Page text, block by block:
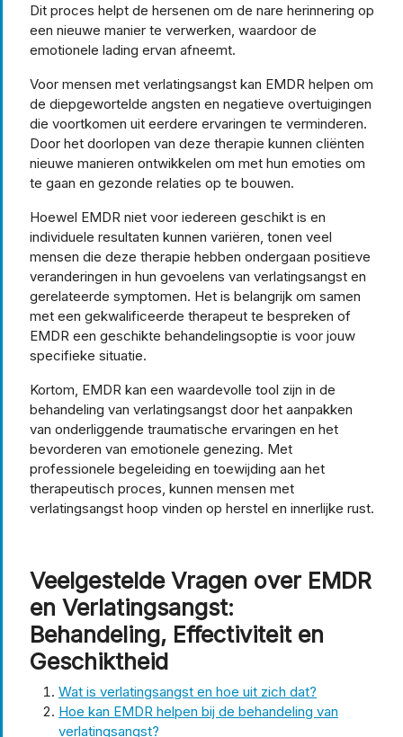
Dit proces helpt de hersenen om de nare herinnering op
een nieuwe manier te verwerken, waardoor de
emotionele lading ervan afneemt.
Voor mensen met verlatingsangst kan EMDR helpen om
de diepgewortelde angsten en negatieve overtuigingen
die voortkomen uit eerdere ervaringen te verminderen.
Door het doorlopen van deze therapie kunnen cliënten
nieuwe manieren ontwikkelen om met hun emoties om
te gaan en gezonde relaties op te bouwen.
Hoewel EMDR niet voor iedereen geschikt is en
individuele resultaten kunnen variëren, tonen veel
mensen die deze therapie hebben ondergaan positieve
veranderingen in hun gevoelens van verlatingsangst en
gerelateerde symptomen. Het is belangrijk om samen
met een gekwalificeerde therapeut te bespreken of
EMDR een geschikte behandelingsoptie is voor jouw
specifieke situatie.
Kortom, EMDR kan een waardevolle tool zijn in de
behandeling van verlatingsangst door het aanpakken
van onderliggende traumatische ervaringen en het
bevorderen van emotionele genezing. Met
professionele begeleiding en toewijding aan het
therapeutisch proces, kunnen mensen met
verlatingsangst hoop vinden op herstel en innerlijke rust.
Veelgestelde Vragen over EMDR
en Verlatingsangst:
Behandeling, Effectiviteit en
Geschiktheid
Wat is verlatingsangst en hoe uit zich dat?
Hoe kan EMDR helpen bij de behandeling van
verlatingsangst?